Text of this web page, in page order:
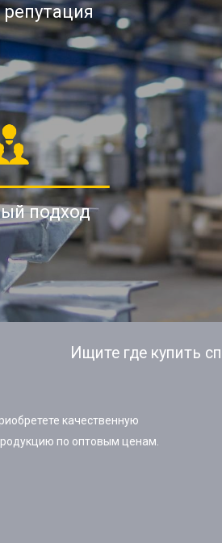
подход
Ищите где купить
качественную
по оптовым ценам.